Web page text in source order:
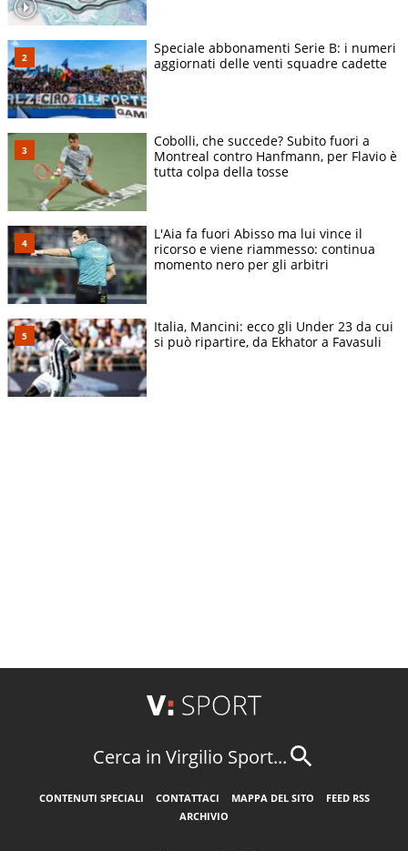
Speciale abbonamenti Serie B: i numeri
aggiornati delle venti squadre cadette
Cobolli, che succede? Subito fuori a
Montreal contro Hanfmann, per Flavio è
tutta colpa della tosse
L'Aia fa fuori Abisso ma lui vince il
ricorso e viene riammesso: continua
momento nero per gli arbitri
Italia, Mancini: ecco gli Under 23 da cui
si può ripartire, da Ekhator a Favasuli
Cerca in Virgilio Sport...
CONTENUTI SPECIALI CONTATTACI MAPPA DEL SITO
FEED RSS
ARCHIVIO